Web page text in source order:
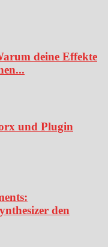
deine Effekte
und Plugin
den